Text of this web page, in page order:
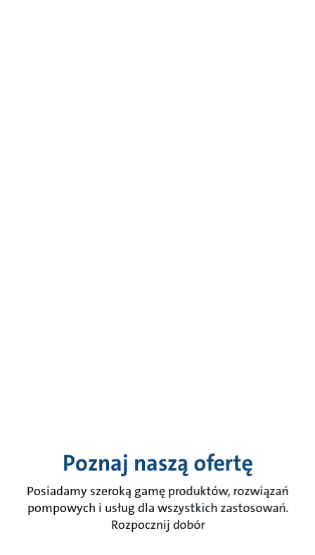
Poznaj naszą ofertę
Posiadamy szeroką gamę produktów, rozwiązań
pompowych i usług dla wszystkich zastosowań.
Rozpocznij dobór